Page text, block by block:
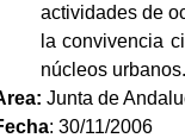
actividades de
la convivencia
núcleos urbanos.
Junta de
: 30/11/2006